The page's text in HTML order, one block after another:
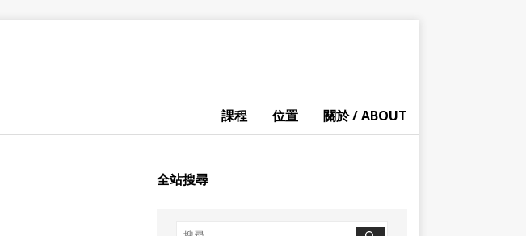
課程 位置 關於 / ABOUT
全站搜尋